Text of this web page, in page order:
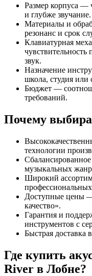
Размер корпуса —
и глубже звучание.
Материалы и
резонанс и срок
Клавиатурная
чувствительность
звук.
Назначение
школа, студия или
Бюджет —
требований.
Почему
технологии
музыкальных
Широкий
Доступные цены
качество».
Гарантия и
инструментов с
Быстрая доставка
Где купить
River в Лобне?